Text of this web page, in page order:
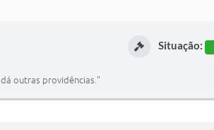
Situação:
outras providências."